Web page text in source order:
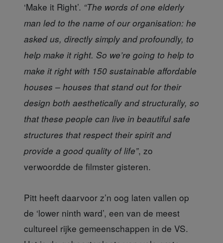
‘Make it Right’. “The words of one elderly
man led to the name of our organisation: he
asked us, directly simply and profoundly, to
help make it right. So we’re going to help to
make it right with 150 sustainable affordable
houses – houses that stand out for their
design both aesthetically and structurally, so
that these people can live in beautiful safe
structures that respect their spirit and
provide a good quality of life”, zo
verwoordde de filmster gisteren.
Pitt heeft daarvoor z’n oog laten vallen op
de ‘lower ninth ward’, een van de meest
cultureel rijke gemeenschappen in de VS.